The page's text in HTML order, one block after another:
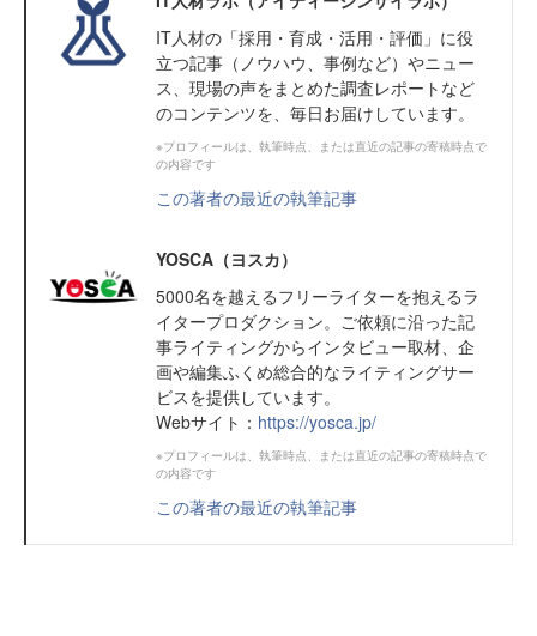
IT⼈材の「採⽤・育成・活⽤・評価」に役
⽴つ記事（ノウハウ、事例など）やニュー
ス、現場の声をまとめた調査レポートなど
のコンテンツを、毎日お届けしています。
※プロフィールは、執筆時点、または直近の記事の寄稿時点で
の内容です
この著者の最近の執筆記事
YOSCA（ヨスカ）
5000名を越えるフリーライターを抱えるラ
イタープロダクション。ご依頼に沿った記
事ライティングからインタビュー取材、企
画や編集ふくめ総合的なライティングサー
ビスを提供しています。
Webサイト： https://yosca.jp/
※プロフィールは、執筆時点、または直近の記事の寄稿時点で
の内容です
この著者の最近の執筆記事